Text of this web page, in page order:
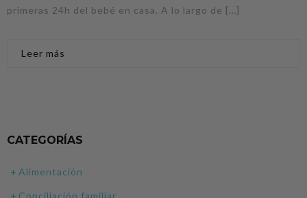
primeras 24h del bebé en casa. A lo largo de […]
Leer más
CATEGORÍAS
Alimentación
Conciliación familiar